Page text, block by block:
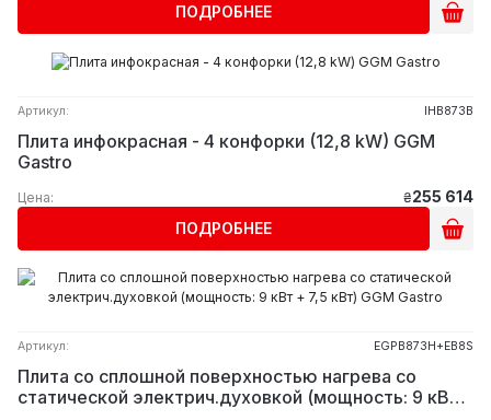
ПОДРОБНЕЕ
Артикул: IHB873B
Плита инфокрасная - 4 конфорки (12,8 kW) GGM
Gastro
Цена: ₴255 614
ПОДРОБНЕЕ
Артикул: EGPB873H+EB8S
Плита со сплошной поверхностью нагрева со
статической электрич.духовкой (мощность: 9 кВт